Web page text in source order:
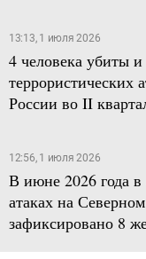
13:13, 1 июля 2026
4 человека убиты
террористических
России во II
12:56, 1 июля 2026
В июне 2026 года
атаках на
зафиксировано 8